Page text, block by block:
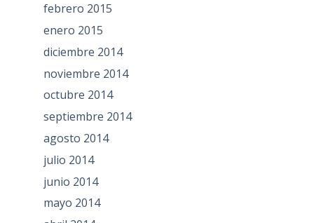
febrero 2015
enero 2015
diciembre 2014
noviembre 2014
octubre 2014
septiembre 2014
agosto 2014
julio 2014
junio 2014
mayo 2014